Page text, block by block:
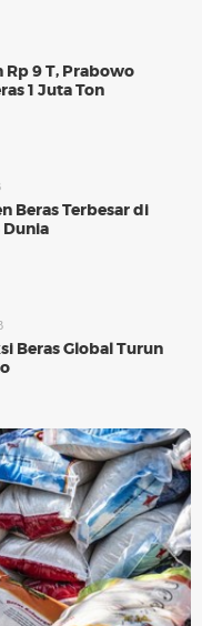
Rp 9 T, Prabowo
1 Juta Ton
Beras Terbesar di
Dunia
Beras Global Turun